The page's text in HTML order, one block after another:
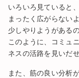
いろいろ見ていると
まったく広がらない
少しやりようがある
このように、コミュ
ネスの活路を見いだ
また、筋の良い分析